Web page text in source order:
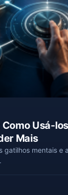
Usá-
Mais
gatilhos mentais e